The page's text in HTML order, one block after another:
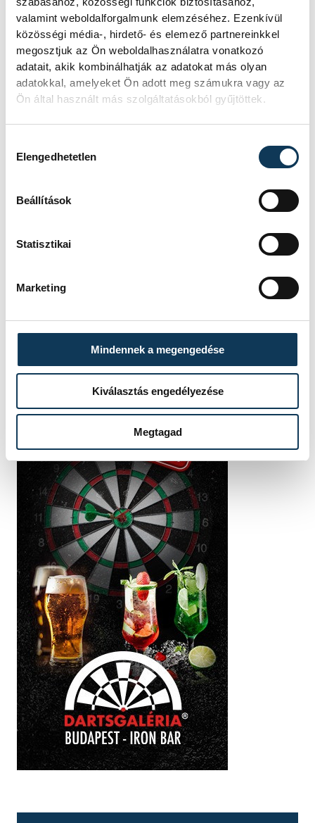
valamint weboldalforgalmunk elemzéséhez. Ezenkívül
közösségi média-, hirdető- és elemező partnereinkkel
megosztjuk az Ön weboldalhasználatra vonatkozó
adatait, akik kombinálhatják az adatokat más olyan
adatokkal, amelyeket Ön adott meg számukra vagy az
Ön által használt más szolgáltatásokból gyűjtöttek.
Elengedhetetlen
Beállítások
Statisztikai
Marketing
Mindennek a megengedése
Kiválasztás engedélyezése
Megtagad
különösen indokolt az életmentő eszköz
elhelyezése.
közélet
Kovács